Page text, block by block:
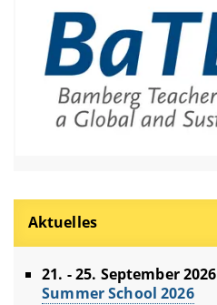
Aktuelles
21. - 25. September 2026
Summer School 2026